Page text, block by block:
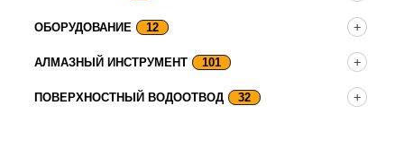
ОБОРУДОВАНИЕ 12
АЛМАЗНЫЙ ИНСТРУМЕНТ 101
ПОВЕРХНОСТНЫЙ ВОДООТВОД 32